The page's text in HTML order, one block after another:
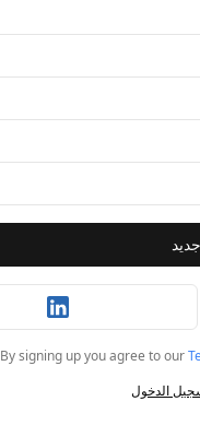
By signing up you agree to our
الدخول